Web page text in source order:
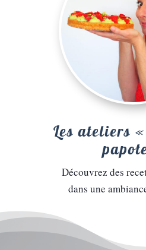
Les ateliers
Découvrez des
dans une